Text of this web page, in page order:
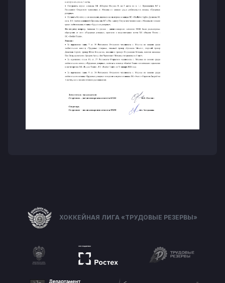
ХОККЕЙНАЯ ЛИГА «ТРУДОВЫЕ РЕЗЕРВЫ»